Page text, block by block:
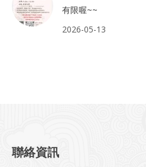
有限喔~~
2026-05-13
聯絡資訊